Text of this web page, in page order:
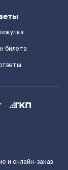
билета
и онлайн-заказ